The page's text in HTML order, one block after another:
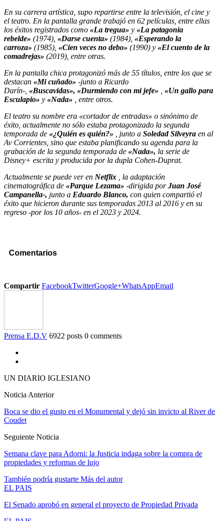
En su carrera artística, supo repartirse entre la televisión, el cine y
el teatro. En la pantalla grande trabajó en 62 películas, entre ellas
los éxitos registrados como «La tregua» y «La patagonia
rebelde» (1974), «Darse cuenta» (1984), «Esperando la
carroza» (1985), «Cien veces no debo» (1990) y «El cuento de la
comadrejas» (2019), entre otras.
En la pantalla chica protagonizó más de 55 títulos, entre los que se
destacan «Mi cuñado» -junto a Ricardo
Darín-, «Buscavidas», «Durmiendo con mi jefe»
«Un gallo para
Esculapio» y «Nada» , entre otros.
El teatro su nombre era «cortador de entradas» o sinónimo de
éxito, actualmente no sólo estaba protagonizado la segunda
temporada de «¿Quién es quién?» , junto a Soledad Silveyra en al
Av Corrientes, sino que estaba planificando su agenda para la
grabación de la segunda temporada de «Nada», la serie de
Disney+ escrita y producida por la dupla Cohen-Duprat.
Actualmente se puede ver en Netflix , la adaptación
cinematográfica de «Parque Lezama» -dirigida porJuan José
Campanella-, junto a Eduardo Blanco, con quien compartió el
éxito que hicieron durante sus temporadas 2013 al 2016 y en su
regreso -por los 10 años- en el 2023 y 2024.
Comentarios
Compartir FacebookTwitterGoogle+WhatsAppEmail
Prensa E.D.V 6922 posts 0 comments
UN DIARIO IGLESIANO
Noticia Anterior
Boca se dio el gusto en el Monumental y dejó sin invicto al River de
Coudet
Seguiente Noticia
Semana clave para Adorni: la Justicia indaga sobre la compra de
propiedades y reformas de lujo
También podría gustarte Más del autor
EL PAIS
El Senado aprobó en general el proyecto de Propiedad Privada